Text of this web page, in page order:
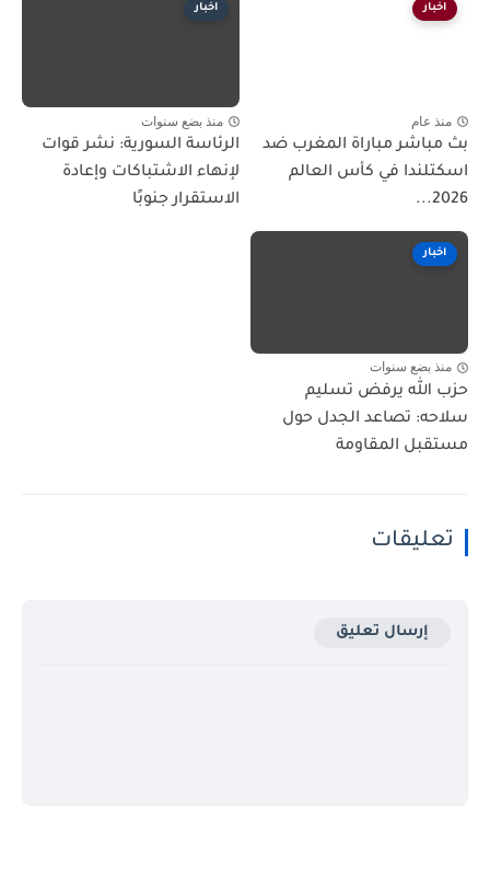
اخبار
منذ عام
بث مباشر مباراة المغرب ضد
اسكتلندا في كأس العالم
2026...
اخبار
منذ بضع سنوات
الرئاسة السورية: نشر قوات
لإنهاء الاشتباكات وإعادة
الاستقرار جنوبًا
اخبار
منذ بضع سنوات
حزب الله يرفض تسليم
سلاحه: تصاعد الجدل حول
مستقبل المقاومة
تعليقات
إرسال تعليق